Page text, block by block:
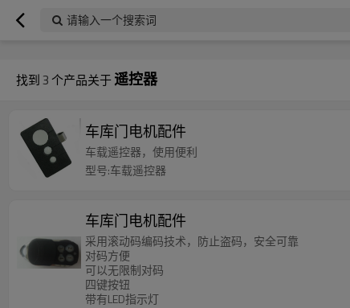
googlea70fe95786458a77.html
请输入一个搜索词
找到3个产品关于遥控器
车库门电机配件
车载遥控器，使用便利
型号:车载遥控器
车库门电机配件
采用滚动码编码技术，防止盗码，安全可靠
对码方便
可以无限制对码
四键按钮
带有LED指示灯